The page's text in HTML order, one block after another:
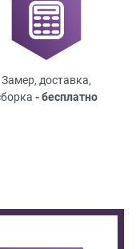
Замер, доставка,
- бесплатно